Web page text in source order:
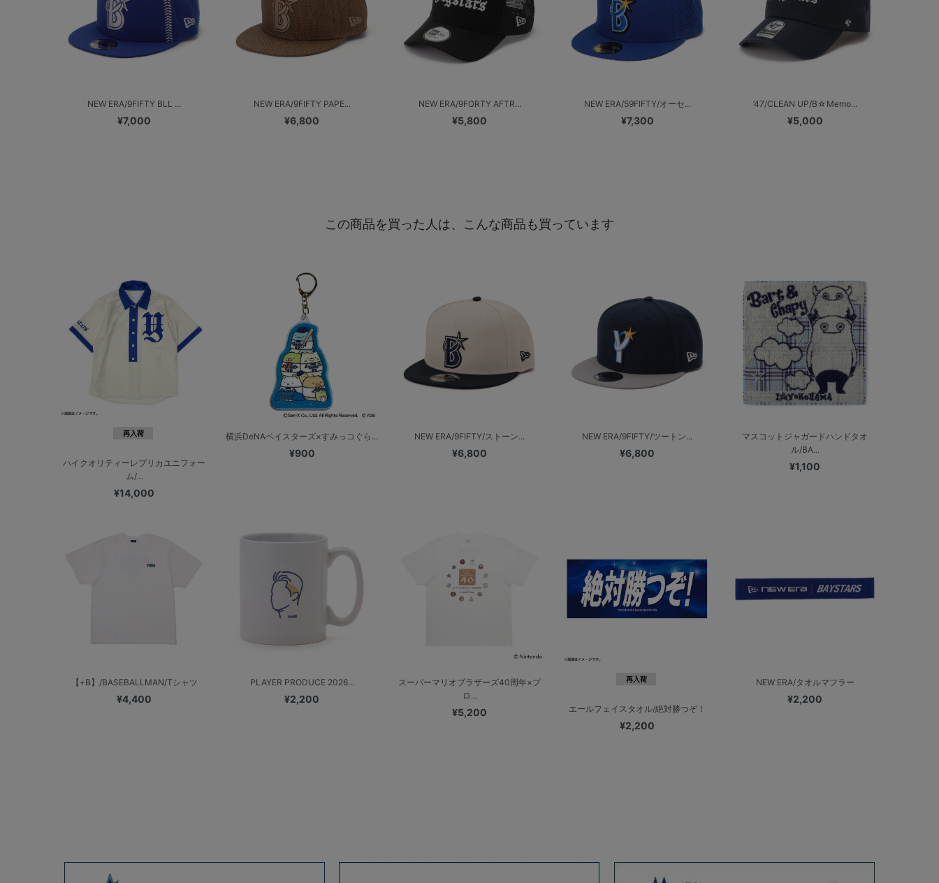
NEW ERA/9FIFTY BLL ...
¥7,000
NEW ERA/9FIFTY PAPE...
¥6,800
NEW ERA/9FORTY AFTR...
¥5,800
NEW ERA/59FIFTY/オーセ...
¥7,300
’47/CLEAN UP/B☆Memo...
¥5,000
この商品を買った人は、こんな商品も買っています
再入荷
ハイクオリティーレプリカユニフォー
ム/...
¥14,000
横浜DeNAベイスターズ×すみっコぐら...
¥900
NEW ERA/9FIFTY/ストーン...
¥6,800
NEW ERA/9FIFTY/ツートン...
¥6,800
マスコットジャガードハンドタオ
ル/BA...
¥1,100
【+B】/BASEBALLMAN/Tシャツ
¥4,400
PLAYER PRODUCE 2026...
¥2,200
スーパーマリオブラザーズ40周年×プ
ロ...
¥5,200
再入荷
エールフェイスタオル/絶対勝つぞ！
¥2,200
NEW ERA/タオルマフラー
¥2,200